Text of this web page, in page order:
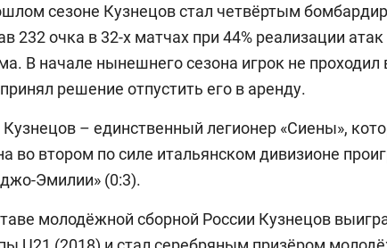
сезоне Кузнецов стал четвёртым
232 очка в 32-х матчах при 44% реализации атак
В начале нынешнего сезона игрок не проходил
решение отпустить его в аренду.
– единственный легионер «Сиены»,
во втором по силе итальянском дивизионе
Эмилии» (0:3).
молодёжной сборной России Кузнецов